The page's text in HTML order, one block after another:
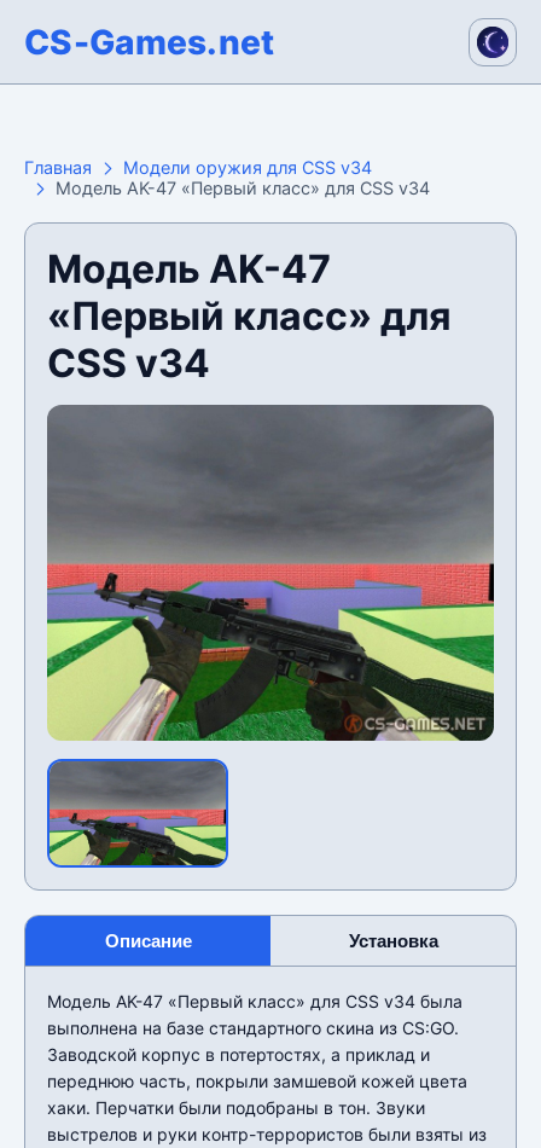
CS-Games.net
Главная
Модели оружия для CSS v34
Модель AK-47 «Первый класс» для CSS v34
Модель AK-47
«Первый класс» для
CSS v34
Описание Установка
Модель AK-47 «Первый класс» для CSS v34 была
выполнена на базе стандартного скина из CS:GO.
Заводской корпус в потертостях, а приклад и
переднюю часть, покрыли замшевой кожей цвета
хаки. Перчатки были подобраны в тон. Звуки
выстрелов и руки контр-террористов были взяты из